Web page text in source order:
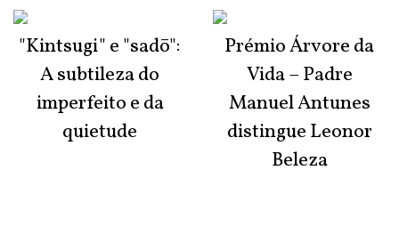
"Kintsugi" e "sadō":
A subtileza do
imperfeito e da
quietude
Prémio Árvore da
Vida – Padre
Manuel Antunes
distingue Leonor
Beleza